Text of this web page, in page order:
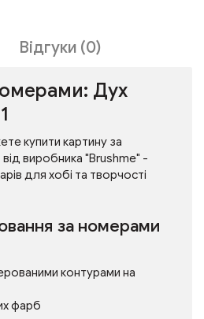
Відгуки (0)
Дух
купити картину за
виробника "Brushme" -
для хобі та творчості
за номерами
контурами на
фарб